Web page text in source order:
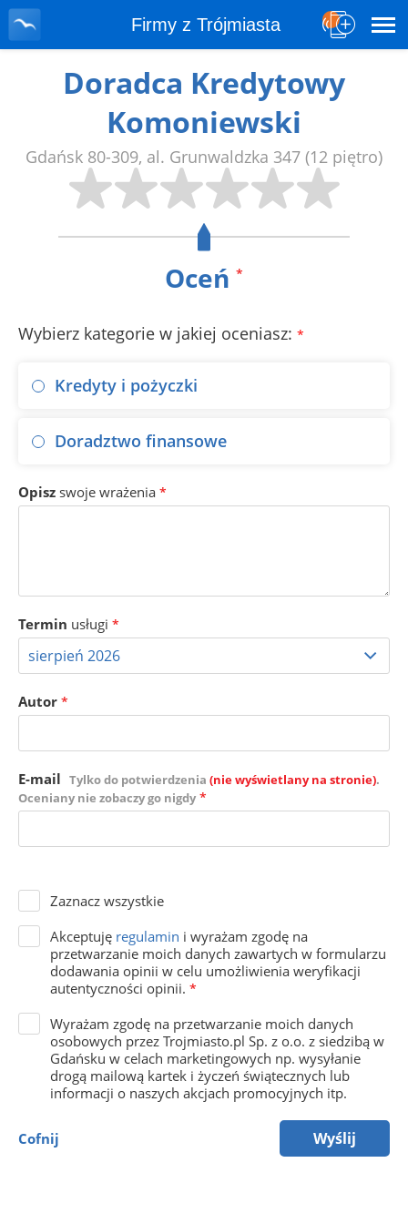
Firmy z Trójmiasta
Doradca Kredytowy
Komoniewski
Gdańsk 80-309, al. Grunwaldzka 347 (12 piętro)
Oceń *
Wybierz kategorie w jakiej oceniasz: *
Kredyty i pożyczki
Doradztwo finansowe
Opisz swoje wrażenia *
Termin usługi *
Autor *
E-mail Tylko do potwierdzenia (nie wyświetlany na stronie).
Oceniany nie zobaczy go nigdy *
Zaznacz wszystkie
Akceptuję regulamin i wyrażam zgodę na
przetwarzanie moich danych zawartych w formularzu
dodawania opinii w celu umożliwienia weryfikacji
autentyczności opinii. *
Wyrażam zgodę na przetwarzanie moich danych
osobowych przez Trojmiasto.pl Sp. z o.o. z siedzibą w
Gdańsku w celach marketingowych np. wysyłanie
drogą mailową kartek i życzeń świątecznych lub
informacji o naszych akcjach promocyjnych itp.
Cofnij Wyślij